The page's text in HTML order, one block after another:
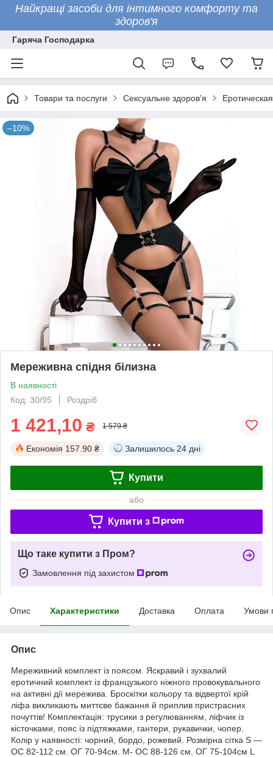
Найкращі засоби для інтимного комфорту та
здоров'я
Гаряча Господарка
Товари та послуги Сексуальне здоров'я
–10%
Мереживна спідня білизна
В наявності
Код: 30/95
Роздріб
1 421,10 ₴ 1 579 ₴
Економія 157.90 ₴ Залишилось 24 дні
Купити
або
Купити з
Що таке купити з Пром?
Замовлення під захистом
Опис Характеристики Доставка Оплата Умови
Опис
Мереживний комплект із поясом. Яскравий і зухвалий
еротичний комплект із французького ніжного провокувального
на активні дії мережива. Броскітки кольору та відвертої крій
ліфа викликають миттєве бажання й приплив пристрасних
почуттів! Комплектація: трусики з регулюванням, ліфчик із
кісточками, пояс із підтяжками, гантери, рукавички, чопер.
Колір у наявності: чорний, бордо, рожевий. Розмірна сітка S —
ОС 82-112 см. ОГ 70-94см. M- ОС 88-126 см. ОГ 75-104см L